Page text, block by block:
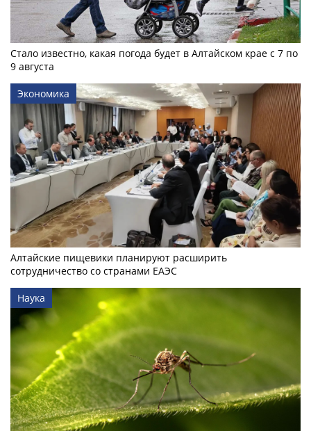
Стало известно, какая погода будет в Алтайском крае с 7 по
9 августа
Экономика
Алтайские пищевики планируют расширить
сотрудничество со странами ЕАЭС
Наука